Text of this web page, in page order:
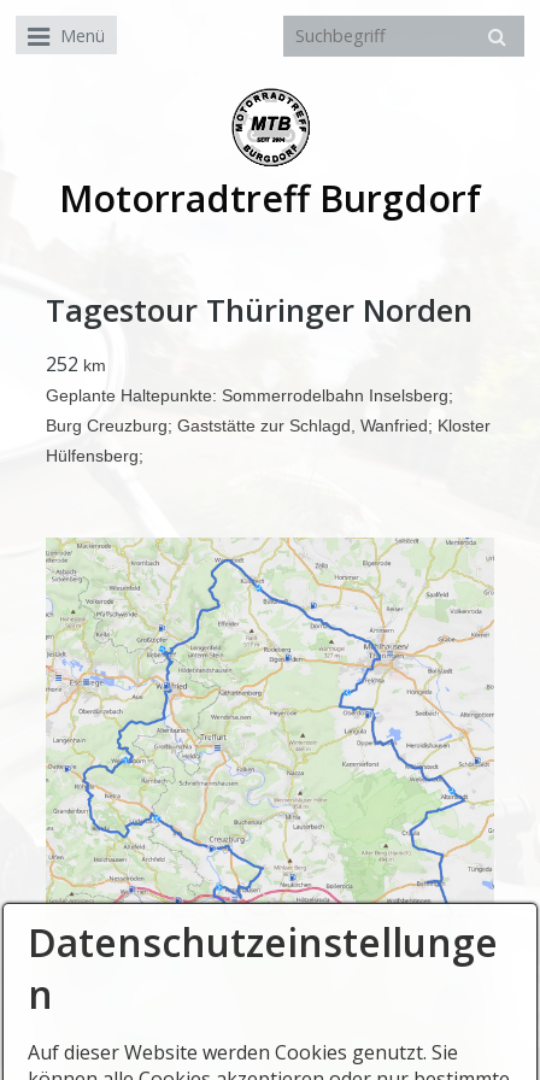
Menü
Motorradtreff Burgdorf
Tagestour Thüringer Norden
252 km
Geplante Haltepunkte: Sommerrodelbahn Inselsberg;
Burg Creuzburg; Gaststätte zur Schlagd, Wanfried; Kloster
Hülfensberg;
Datenschutzeinstellunge
n
Auf dieser Website werden Cookies genutzt. Sie